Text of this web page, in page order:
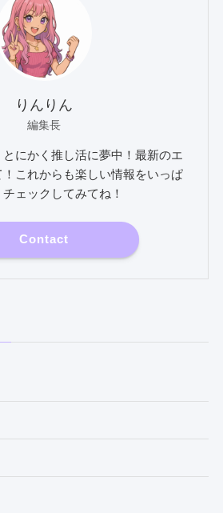
りんりん
編集長
とにかく推し活に夢中！最新のエ
これからも楽しい情報をいっぱ
ェックしてみてね！
Contact